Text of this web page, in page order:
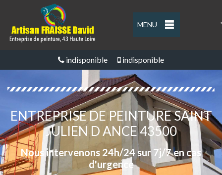
MENU '
indisponible indisponible
ENTREPRISE DE PEINTURE SAINT
JULIEN D ANCE 43500
Nous intervenons 24h/24 sur 7j/7 en cas
d'urgence